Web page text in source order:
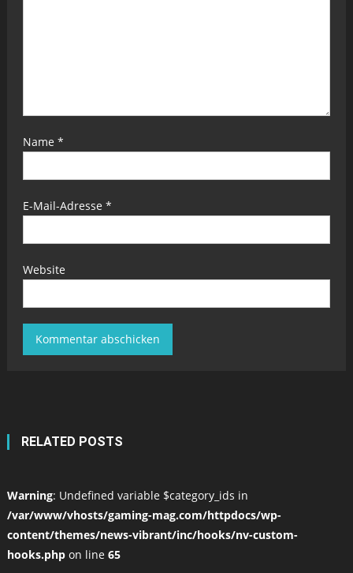
Name *
E-Mail-Adresse *
Website
RELATED POSTS
Warning: Undefined variable $category_ids in
/var/www/vhosts/gaming-mag.com/httpdocs/wp-
content/themes/news-vibrant/inc/hooks/nv-custom-
hooks.phpon line 65